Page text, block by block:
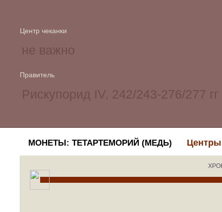
Центр чеканки
Правитель
МОНЕТЫ: ТЕТАРТЕМОРИЙ (МЕДЬ) Центры